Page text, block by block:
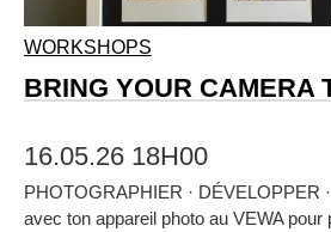
WORKSHOPS
BRING YOUR CAMERA
16.05.26 18H00
PHOTOGRAPHIER · DÉVELOPPER
avec ton appareil photo au VEWA pour